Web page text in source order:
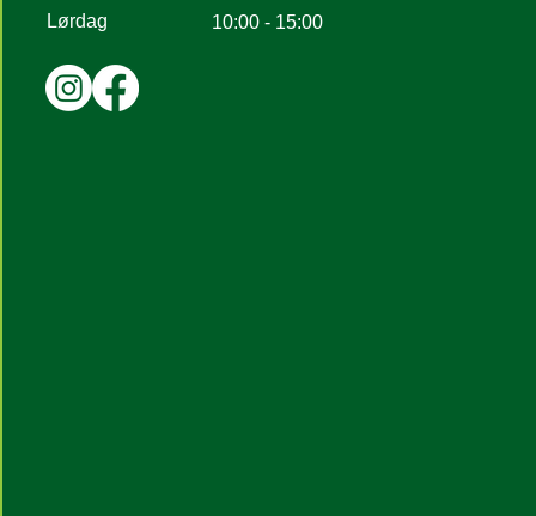
10:00 - 15:00
Lørdag